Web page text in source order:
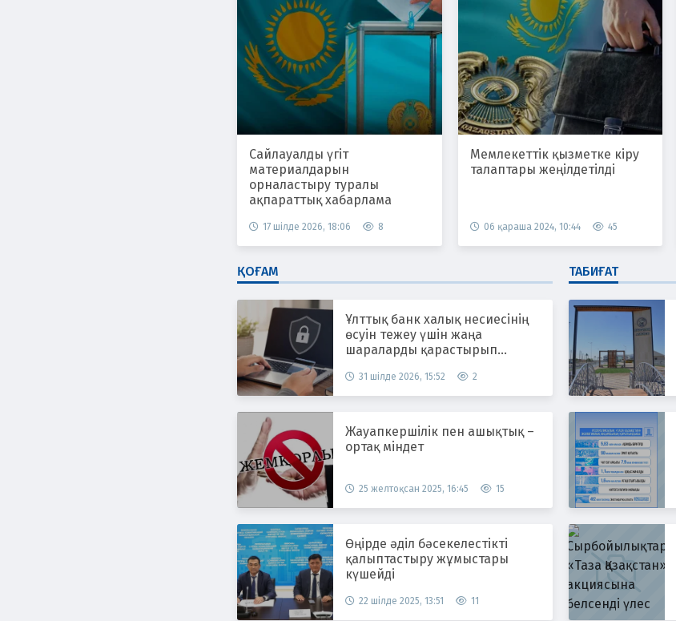
Сайлауалды үгіт
материалдарын
орналастыру туралы
ақпараттық хабарлама
17 шілде 2026, 18:06 8
Мемлекеттік қызметке кіру
талаптары жеңілдетілді
06 қараша 2024, 10:44 45
ҚОҒАМ
Ұлттық банк халық несиесінің
өсуін тежеу үшін жаңа
шараларды қарастырып
31 шілде 2026, 15:52 2
Жауапкершілік пен ашықтық –
ортақ міндет
25 желтоқсан 2025, 16:45 15
Өңірде әділ бәсекелестікті
қалыптастыру жұмыстары
күшейді
22 шілде 2025, 13:51 11
ТАБИҒАТ